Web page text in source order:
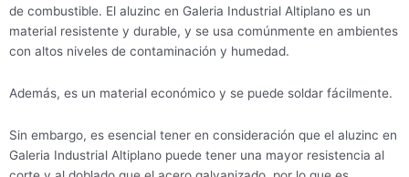
de combustible. El aluzinc en Galeria Industrial Altiplano es un
material resistente y durable, y se usa comúnmente en ambientes
con altos niveles de contaminación y humedad.
Además, es un material económico y se puede soldar fácilmente.
Sin embargo, es esencial tener en consideración que el aluzinc en
Galeria Industrial Altiplano puede tener una mayor resistencia al